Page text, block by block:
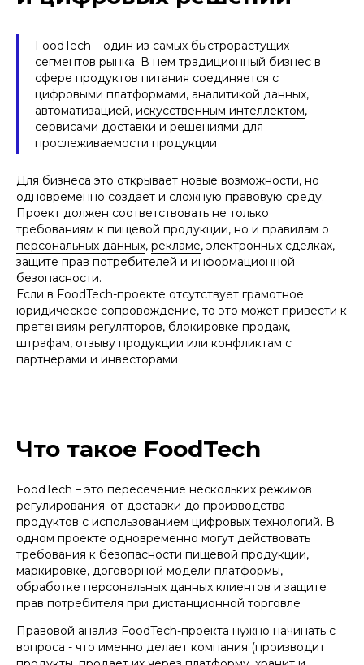
FoodTech – один из самых быстрорастущих
сегментов рынка. В нем традиционный бизнес в
сфере продуктов питания соединяется с
цифровыми платформами, аналитикой данных,
автоматизацией, искусственным интеллектом,
сервисами доставки и решениями для
прослеживаемости продукции
Для бизнеса это открывает новые возможности, но
одновременно создает и сложную правовую среду.
Проект должен соответствовать не только
требованиям к пищевой продукции, но и правилам о
персональных данных, рекламе, электронных сделках,
защите прав потребителей и информационной
безопасности.
Если в FoodTech-проекте отсутствует грамотное
юридическое сопровождение, то это может привести к
претензиям регуляторов, блокировке продаж,
штрафам, отзыву продукции или конфликтам с
партнерами и инвесторами
Что такое FoodTech
FoodTech – это пересечение нескольких режимов
регулирования: от доставки до производства
продуктов с использованием цифровых технологий. В
одном проекте одновременно могут действовать
требования к безопасности пищевой продукции,
маркировке, договорной модели платформы,
обработке персональных данных клиентов и защите
прав потребителя при дистанционной торговле
Правовой анализ FoodTech-проекта нужно начинать с
вопроса - что именно делает компания (производит